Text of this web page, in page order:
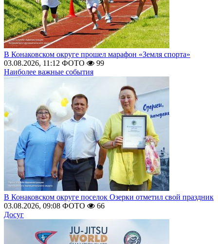
В Конаковском округе прошел марафон «Земля спорта»
03.08.2026, 11:12 ФОТО
99
Наиболее важные события
В Конаковском округе поселок Озерки отметил свой праздник
03.08.2026, 09:08 ФОТО
66
Досуг